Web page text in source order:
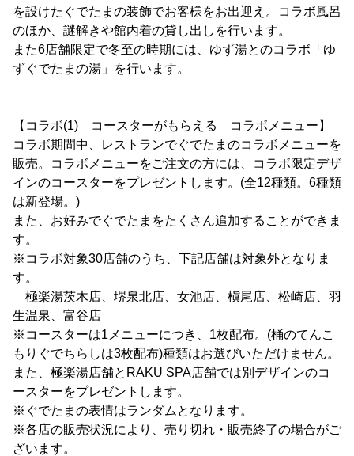
を設けたぐでたまの装飾でお客様をお出迎え。コラボ風呂
のほか、謎解きや館内着の貸し出しを行います。
また6店舗限定で冬至の時期には、ゆず湯とのコラボ「ゆ
ずぐでたまの湯」を行います。
【コラボ(1) コースターがもらえる コラボメニュー】
コラボ期間中、レストランでぐでたまのコラボメニューを
販売。コラボメニューをご注文の方には、コラボ限定デザ
インのコースターをプレゼントします。(全12種類。6種類
は新登場。)
また、お好みでぐでたまをたくさん追加することができま
す。
※コラボ対象30店舗のうち、下記店舗は対象外となりま
す。
極楽湯茨木店、堺泉北店、女池店、槇尾店、松崎店、羽
生温泉、富谷店
※コースターは1メニューにつき、1枚配布。(桶のてんこ
もりぐでちらしは3枚配布)種類はお選びいただけません。
また、極楽湯店舗とRAKU SPA店舗では別デザインのコ
ースターをプレゼントします。
※ぐでたまの表情はランダムとなります。
※各店の販売状況により、売り切れ・販売終了の場合がご
ざいます。